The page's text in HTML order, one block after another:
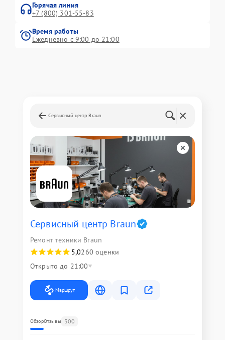
Горячая линия
+7 (800) 301-55-83
Время работы
Ежедневно с 9:00 до 21:00
Сервисный центр Braun
Сервисный центр Braun
Ремонт техники Braun
5,0260 оценки
Открыто до 21:00
Маршрут
ОбзорОтзывы 300